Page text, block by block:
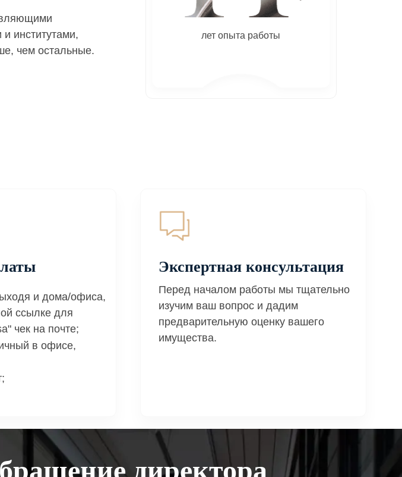
институтами,
чем остальные.
лет опыта работы
и дома/офиса,
ссылке для
чек на почте;
в офисе,
Экспертная консультация
Перед началом работы мы тщательно
изучим ваш вопрос и дадим
предварительную оценку вашего
имущества.
директора